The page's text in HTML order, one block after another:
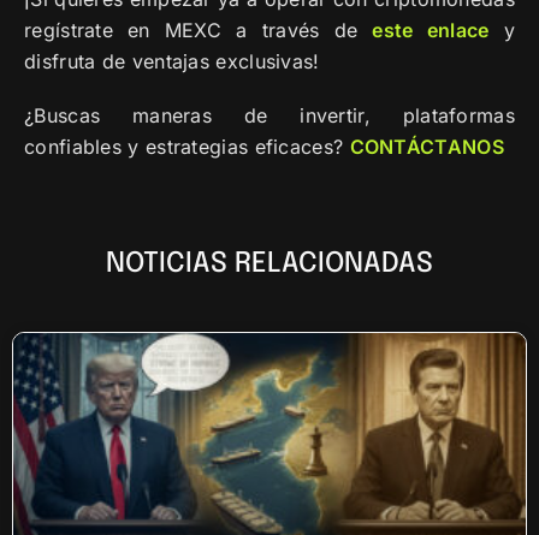
regístrate en MEXC a través deeste enlace y
disfruta de ventajas exclusivas!
¿Buscas maneras de invertir, plataformas
confiables y estrategias eficaces? CONTÁCTANOS
NOTICIAS RELACIONADAS